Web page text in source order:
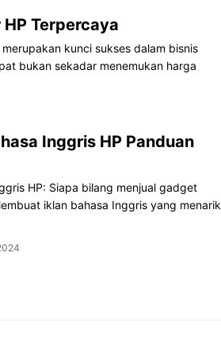
Terpercaya
kunci sukses dalam bisnis
bukan sekadar menemukan harga
Inggris HP Panduan
HP: Siapa bilang menjual gadget
iklan bahasa Inggris yang menarik